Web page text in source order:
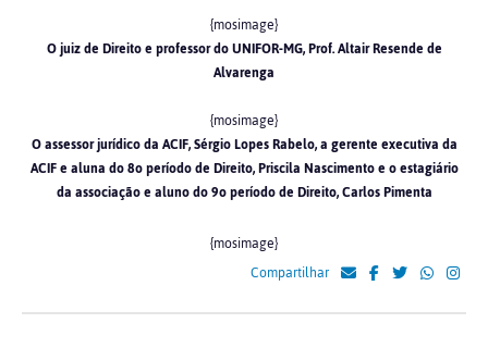
{mosimage}
O juiz de Direito e professor do UNIFOR-MG, Prof. Altair Resende de
Alvarenga
{mosimage}
O assessor jurídico da ACIF, Sérgio Lopes Rabelo, a gerente executiva da
ACIF e aluna do 8o período de Direito, Priscila Nascimento e o estagiário
da associação e aluno do 9o período de Direito, Carlos Pimenta
{mosimage}
Compartilhar